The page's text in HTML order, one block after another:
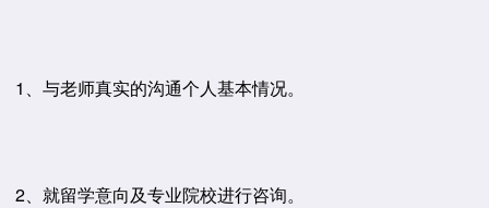
1、与老师真实的沟通个人基本情况。
2、就留学意向及专业院校进行咨询。